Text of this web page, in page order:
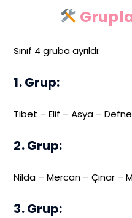
Sınıf 4 gruba ayrıldı:
1. Grup:
Tibet – Elif – Asya –
2. Grup:
Nilda – Mercan – Çınar –
3. Grup: